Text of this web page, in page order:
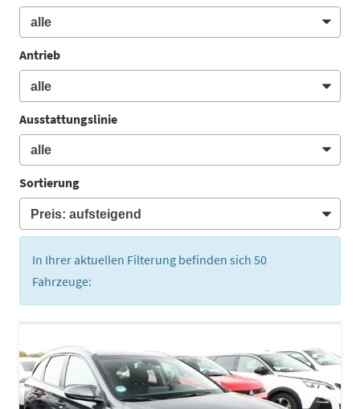
Antrieb
Ausstattungslinie
Sortierung
In Ihrer aktuellen Filterung befinden sich 50
Fahrzeuge: